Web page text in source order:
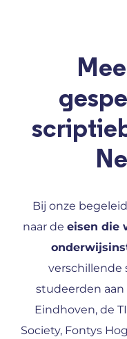
Bij onze
naar de eisen die
studeerden
Eindhoven, de
Society, Fontys